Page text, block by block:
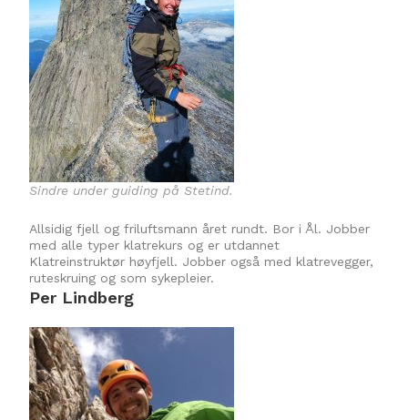
Sindre under guiding på Stetind.
Allsidig fjell og friluftsmann året rundt. Bor i Ål. Jobber
med alle typer klatrekurs og er utdannet
Klatreinstruktør høyfjell. Jobber også med klatrevegger,
ruteskruing og som sykepleier.
Per Lindberg